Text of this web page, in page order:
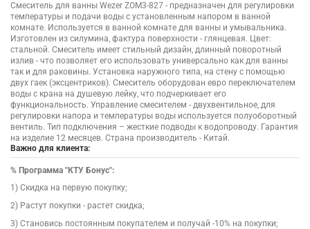
Смеситель для ванны Wezer ZOM3-827 - предназначен для регулировки
температуры и подачи воды с установленным напором в ванной
комнате. Используется в ванной комнате для ванны и умывальника.
Изготовлен из силумина, фактура поверхности - глянцевая. Цвет:
стальной. Смеситель имеет стильный дизайн, длинный поворотный
излив - что позволяет его использовать универсально как для ванны
так и для раковины. Установка наружного типа, на стену с помощью
двух гаек (эксцентриков). Смеситель оборудован евро переключателем
воды с крана на душевую лейку, что подчеркивает его
функциональность. Управление смесителем - двухвентильное, для
регулировки напора и температуры воды используется полуоборотный
вентиль. Тип подключения – жесткие подводы к водопроводу. Гарантия
на изделие 12 месяцев. Страна производитель - Китай.
Важно для клиента:
% Программа "КТУ Бонус":
1) Скидка на первую покупку;
2) Растут покупки - растет скидка;
3) Становись постоянным покупателем и получай -10% на покупки;